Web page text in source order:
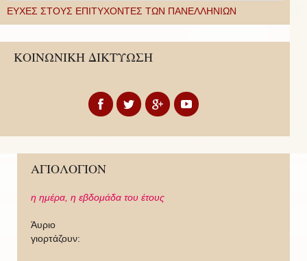
ΕΥΧΕΣ ΣΤΟΥΣ ΕΠΙΤΥΧΟΝΤΕΣ ΤΩΝ ΠΑΝΕΛΛΗΝΙΩΝ
ΚΟΙΝΩΝΙΚΗ ΔΙΚΤΥΩΣΗ
ΑΓΙΟΛΟΓΙΟΝ
η ημέρα, η εβδομάδα του έτους
Άυριο
γιορτάζουν: